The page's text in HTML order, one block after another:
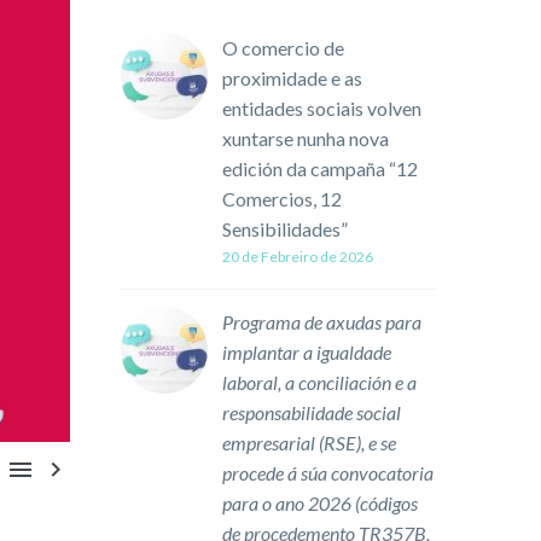
 
O comercio de
proximidade e as
entidades sociais volven
xuntarse nunha nova
edición da campaña “12
Comercios, 12
Sensibilidades”
20 de Febreiro de 2026
Programa de axudas para
implantar a igualdade
laboral, a conciliación e a
responsabilidade social
empresarial (RSE), e se
procede á súa convocatoria
para o ano 2026 (códigos
de procedemento TR357B,